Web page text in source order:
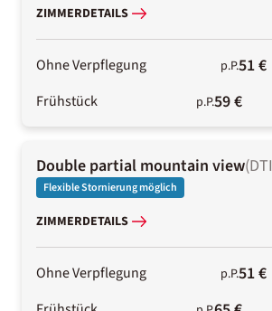
ZIMMERDETAILS
Ohne Verpflegung p.P.51 €
Frühstück p.P.59 €
Double partial mountain view(DTI
Flexible Stornierung möglich
ZIMMERDETAILS
Ohne Verpflegung p.P.51 €